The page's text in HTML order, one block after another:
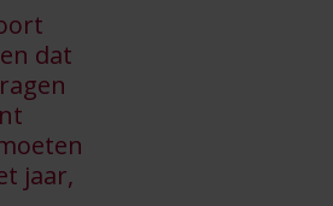
dat
jaar,